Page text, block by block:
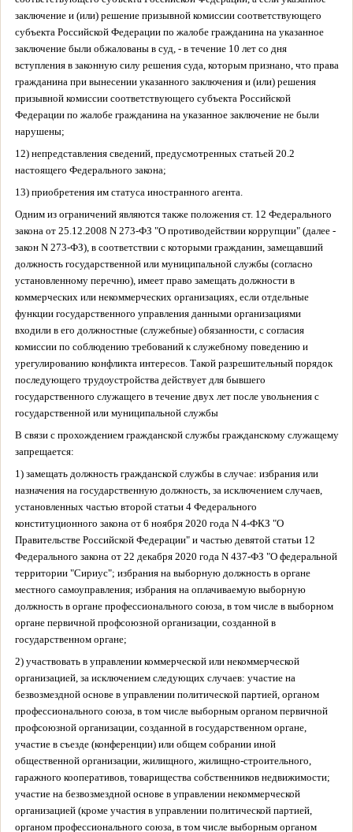
заключение и (или) решение призывной комиссии соответствующего
субъекта Российской Федерации по жалобе гражданина на указанное
заключение были обжалованы в суд, - в течение 10 лет со дня
вступления в законную силу решения суда, которым признано, что права
гражданина при вынесении указанного заключения и (или) решения
призывной комиссии соответствующего субъекта Российской
Федерации по жалобе гражданина на указанное заключение не были
нарушены;
12) непредставления сведений, предусмотренных статьей 20.2
настоящего Федерального закона;
13) приобретения им статуса иностранного агента.
Одним из ограничений являются также положения ст. 12 Федерального
закона от 25.12.2008 N 273-ФЗ "О противодействии коррупции" (далее -
закон N 273-ФЗ), в соответствии с которыми гражданин, замещавший
должность государственной или муниципальной службы (согласно
установленному перечню), имеет право замещать должности в
коммерческих или некоммерческих организациях, если отдельные
функции государственного управления данными организациями
входили в его должностные (служебные) обязанности, с согласия
комиссии по соблюдению требований к служебному поведению и
урегулированию конфликта интересов. Такой разрешительный порядок
последующего трудоустройства действует для бывшего
государственного служащего в течение двух лет после увольнения с
государственной или муниципальной службы
В связи с прохождением гражданской службы гражданскому служащему
запрещается:
1) замещать должность гражданской службы в случае: избрания или
назначения на государственную должность, за исключением случаев,
установленных частью второй статьи 4 Федерального
конституционного закона от 6 ноября 2020 года N 4-ФКЗ "О
Правительстве Российской Федерации" и частью девятой статьи 12
Федерального закона от 22 декабря 2020 года N 437-ФЗ "О федеральной
территории "Сириус"; избрания на выборную должность в органе
местного самоуправления; избрания на оплачиваемую выборную
должность в органе профессионального союза, в том числе в выборном
органе первичной профсоюзной организации, созданной в
государственном органе;
2) участвовать в управлении коммерческой или некоммерческой
организацией, за исключением следующих случаев: участие на
безвозмездной основе в управлении политической партией, органом
профессионального союза, в том числе выборным органом первичной
профсоюзной организации, созданной в государственном органе,
участие в съезде (конференции) или общем собрании иной
общественной организации, жилищного, жилищно-строительного,
гаражного кооперативов, товарищества собственников недвижимости;
участие на безвозмездной основе в управлении некоммерческой
организацией (кроме участия в управлении политической партией,
органом профессионального союза, в том числе выборным органом